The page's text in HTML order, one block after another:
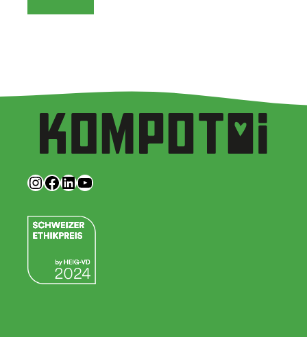
Kompotoi auf Instagram
Kompotoi auf Facebook
Kompotoi auf LinkedIn
Kompotoi auf YouTube